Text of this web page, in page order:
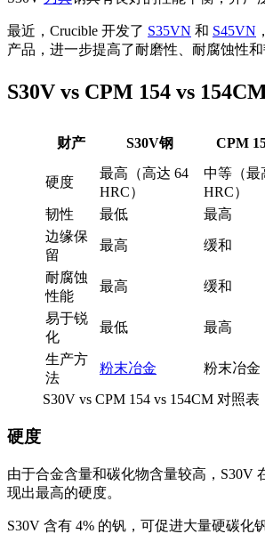
最近，Crucible 开发了 S35VN 和 S45VN
产品，进一步提高了耐磨性、耐腐蚀性和
S30V vs CPM 154 vs
财产 S30V钢 CPM
硬度
最高（高达 64
HRC）
中等（最
HRC）
韧性 最低 最高
边缘保
留
最高 缓和
耐腐蚀
性能
最高 缓和
易于锐
化
最低 最高
生产方
法
粉末冶金 粉末冶金
S30V vs CPM 154 vs 154CM 对照表
硬度
由于合金含量和碳化物含量较高，S30V
现出最高的硬度。
S30V 含有 4% 的钒，可促进大量硬碳化